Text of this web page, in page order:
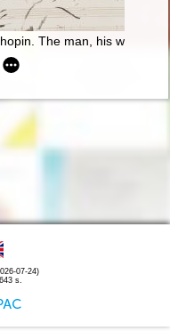
The man, his work
Próba analizy
07-24)
s.